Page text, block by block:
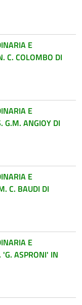
E
C. COLOMBO DI
E
G.M. ANGIOY DI
E
C. BAUDI DI
E
'G. ASPRONI' IN